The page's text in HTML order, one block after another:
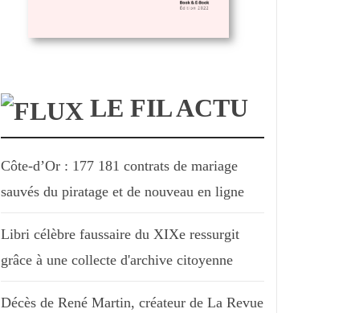
LE FIL ACTU
Côte-d’Or : 177 181 contrats de mariage
sauvés du piratage et de nouveau en ligne
Libri célèbre faussaire du XIXe ressurgit
grâce à une collecte d'archive citoyenne
Décès de René Martin, créateur de La Revue